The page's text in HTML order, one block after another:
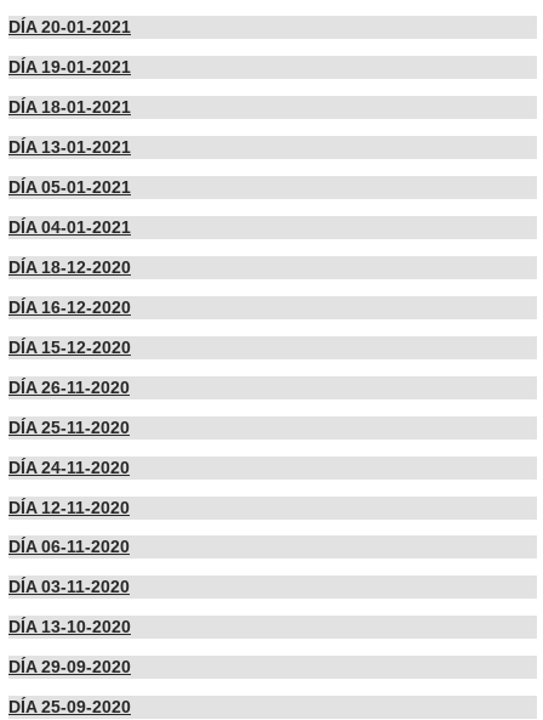
DÍA 20-01-2021
DÍA 19-01-2021
DÍA 18-01-2021
DÍA 13-01-2021
DÍA 05-01-2021
DÍA 04-01-2021
DÍA 18-12-2020
DÍA 16-12-2020
DÍA 15-12-2020
DÍA 26-11-2020
DÍA 25-11-2020
DÍA 24-11-2020
DÍA 12-11-2020
DÍA 06-11-2020
DÍA 03-11-2020
DÍA 13-10-2020
DÍA 29-09-2020
DÍA 25-09-2020